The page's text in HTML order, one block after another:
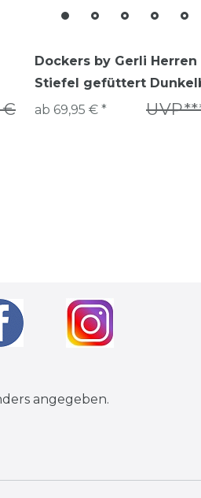
€
Dockers by Gerli
Stiefel gefüttert
ab 69,95 € *
angegeben.